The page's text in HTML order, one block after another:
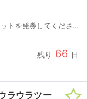
かりませんのでご検討宜しくお願い致します。
残り 66 日
ラウラツー